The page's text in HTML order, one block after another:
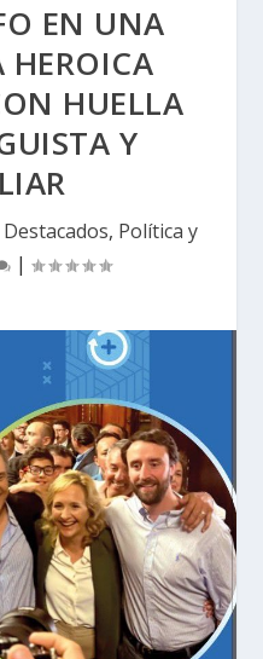
EN UNA
HEROICA
HUELLA
Y
Destacados, Política y
|